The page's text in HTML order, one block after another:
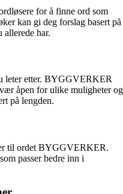
for å finne ord som
kan gi deg forslag basert på
allerede har.
leter etter. BYGGVERKER
åpen for ulike muligheter og
på lengden.
til ordet BYGGVERKER.
passer bedre inn i